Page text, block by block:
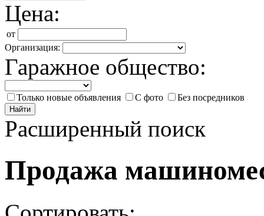
Цена:
от
Организация:
Гаражное общество:
Только новые объявления С фото Без посредников
Найти
Расширенный поиск
Продажа